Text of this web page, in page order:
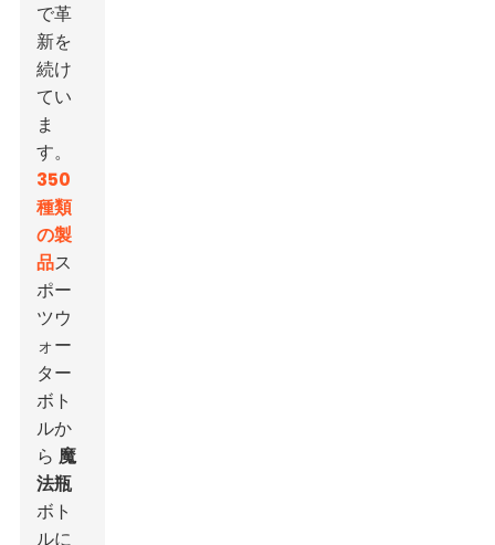
で革
新を
続け
てい
ま
す。
350
種類
の製
品ス
ポー
ツウ
ォー
ター
ボト
ルか
ら魔
法瓶
ボト
ルに